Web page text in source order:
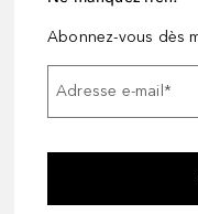
Abonnez-vous dès
Adresse e-mail*